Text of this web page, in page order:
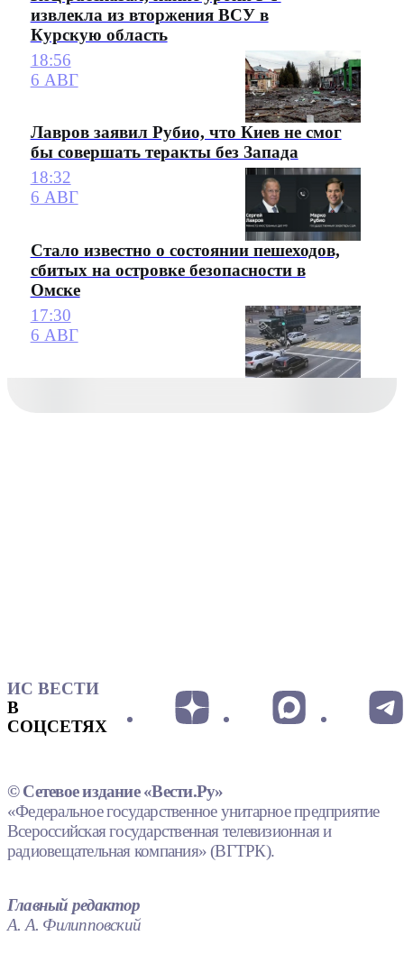
извлекла из вторжения ВСУ в
Курскую область
18:56
6 АВГ
Лавров заявил Рубио, что Киев не смог
бы совершать теракты без Запада
18:32
6 АВГ
Стало известно о состоянии пешеходов,
сбитых на островке безопасности в
Омске
17:30
6 АВГ
ИС ВЕСТИ
В
СОЦСЕТЯХ
© Сетевое издание «Вести.Ру»
«Федеральное государственное унитарное предприятие
Всероссийская государственная телевизионная и
радиовещательная компания» (ВГТРК).
Главный редактор
А. А. Филипповский